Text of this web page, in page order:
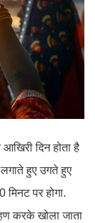
दिन होता है
हुए उगते हुए
पर होगा.
करके खोला जाता